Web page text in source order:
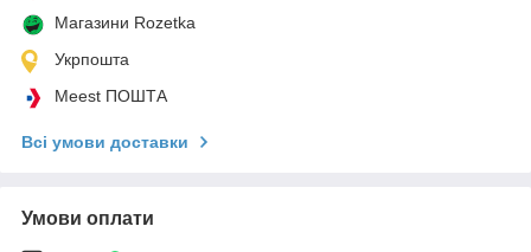
Магазини Rozetka
Укрпошта
Meest ПОШТА
Всі умови доставки
Умови оплати